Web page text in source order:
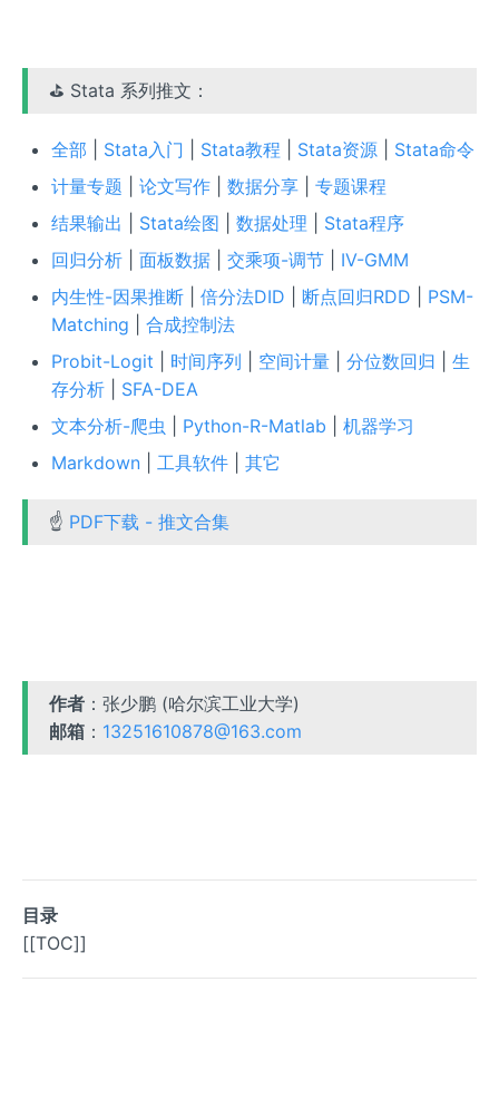
⛳ Stata 系列推文：
全部 Stata入门 Stata教程 Stata资源| Stata命令
计量专题
论文写作| 数据分享| 专题课程
结果输出
Stata绘图 数据处理
Stata程序
回归分析| 面板数据| 交乘项-调节| IV-GMM
内生性-因果推断| 倍分法DID 断点回归RDD
PSM-
Matching
合成控制法
Probit-Logit
时间序列 空间计量| 分位数回归
生
存分析| SFA-DEA
文本分析-爬虫
Python-R-Matlab
机器学习
Markdown| 工具软件| 其它
☝ PDF下载 - 推文合集
作者 ：张少鹏 (哈尔滨工业大学)
邮箱 ： 13251610878@163.com
目录
[[TOC]]